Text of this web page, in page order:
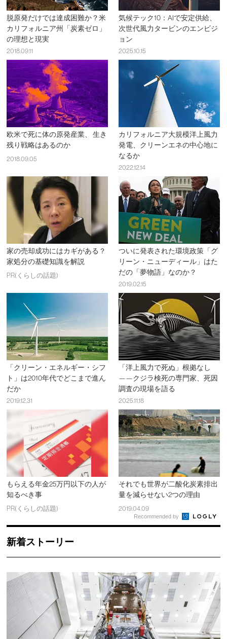
脱原発だけでは達成困難か？米
カリフォルニア州「炭素ゼロ」
の理想と現実
2018.09.11
気候テック10：AIで安定供給、
次世代風力タービンのエンビジ
ョン
2025.10.15
欧米で死に体の原発産業、 生き
残り戦略はあるのか
2018.09.05
カリフォルニア大規模洋上風力
発電、クリーンエネの中心地に
なるか
2022.12.14
家の売却成功にはカギがある？
家処分の基礎知識を解説
PR(くらしの話題)
ついに発表された環境政策「グ
リーン・ニューディール」はた
だの「夢物語」なのか？
2019.02.15
「クリーン・エネルギー・シフ
ト」は2010年代でどこまで進ん
だか
2019.12.31
「洋上風力で死ぬ」根拠なし
——クジラ検死の専門家、死因
調査の現場を語る
2025.11.18
もらえる年金25万円以下の人が
知るべき事
PR(くらしの話題)
それでも世界が二酸化炭素排出
量を減らせない2つの理由
2019.04.09
Recommended by
新着ストーリー